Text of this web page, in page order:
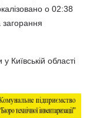
о 02:38
загорання
Київській області